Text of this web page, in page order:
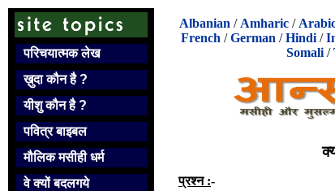
परिचयात्मक लेख
ख़ुदा कौन है ?
यीशु कौन है ?
पवित्र बाइबल
मौलिक मसीही धर्म
वे क्यों बदलगये
Albanian / Amharic /
French /German /Hindi /
Somali/
प्रश्न :-